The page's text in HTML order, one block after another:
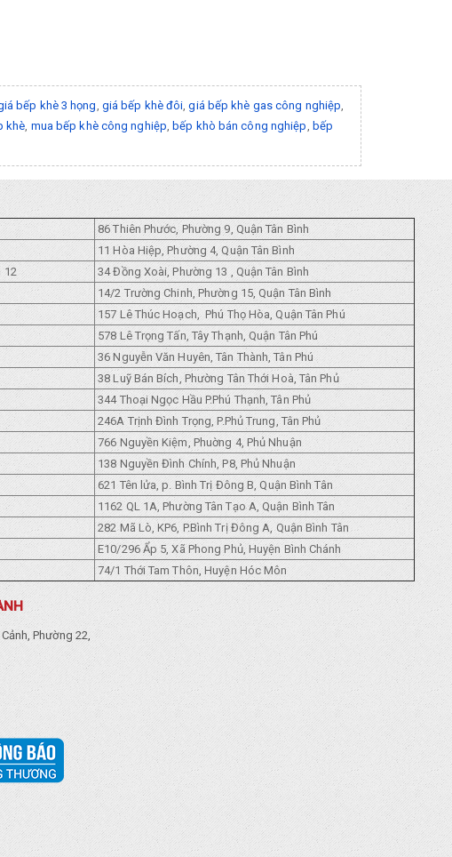
bếp khè 3 họng giá bếp khè đôi ,giá bếp khè gas công nghiệp
khè mua bếp khè công nghiệp ,bếp khò bán công nghiệp bếp
86 Thiên Phước, Phường 9, Quận Tân Bình
11 Hòa Hiệp, Phường 4, Quận Tân Bình
12
34 Đồng Xoài, Phường 13 , Quận Tân Bình
14/2 Trường Chinh, Phường 15, Quận Tân Bình
157 Lê Thúc Hoạch, Phú Thọ Hòa, Quận Tân Phú
578 Lê Trọng Tấn, Tây Thạnh, Quận Tân Phú
36 Nguyễn Văn Huyên, Tân Thành, Tân Phú
38 Luỹ Bán Bích, Phường Tân Thới Hoà, Tân Phủ
344 Thoại Ngọc Hầu P.Phú Thạnh, Tân Phủ
246A Trịnh Đình Trọng, P.Phủ Trung, Tân Phủ
766 Nguyền Kiệm, Phuờng 4, Phủ Nhuận
138 Nguyền Đình Chính, P8, Phủ Nhuận
621 Tên lửa, p. Bình Trị Đông B, Quận Bình Tân
1162 QL 1A, Phường Tân Tạo A, Quận Bình Tân
282 Mã Lò, KP6, P.Bình Trị Đông A, Quận Bình Tân
E10/296 Ẩp 5, Xã Phong Phủ, Huyện Bình Chánh
74/1 Thới Tam Thôn, Huyện Hóc Môn
Phường 22,